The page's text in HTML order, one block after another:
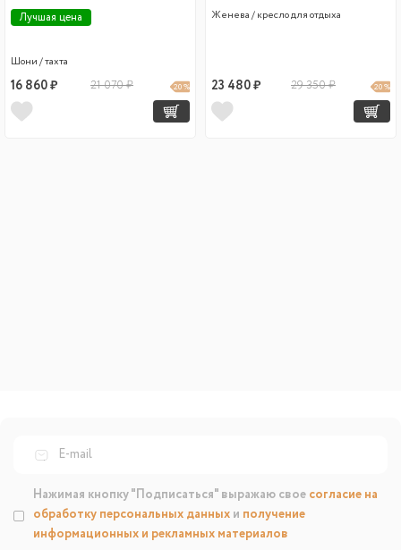
Лучшая цена
Шони / тахта
16 860 ₽ 21 070 ₽ 20 %
Женева / кресло для отдыха
23 480 ₽ 29 350 ₽ 20 %
Нажимая кнопку "Подписаться" выражаю свое согласие на
обработку персональных данных и получение
информационных и рекламных материалов